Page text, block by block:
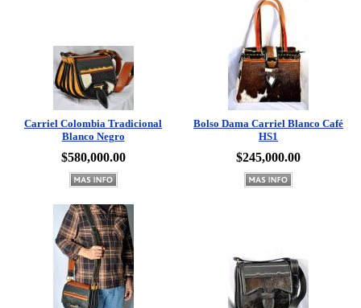
Carriel Colombia Tradicional
Blanco Negro
$580,000.00
Bolso Dama Carriel Blanco Café
HS1
$245,000.00